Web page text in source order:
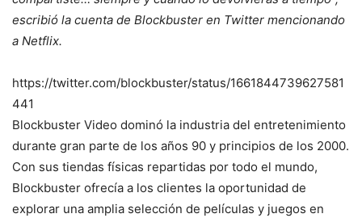
escribió la cuenta de Blockbuster en Twitter mencionando
a Netflix.
https://twitter.com/blockbuster/status/1661844739627581
441
Blockbuster Video dominó la industria del entretenimiento
durante gran parte de los años 90 y principios de los 2000.
Con sus tiendas físicas repartidas por todo el mundo,
Blockbuster ofrecía a los clientes la oportunidad de
explorar una amplia selección de películas y juegos en